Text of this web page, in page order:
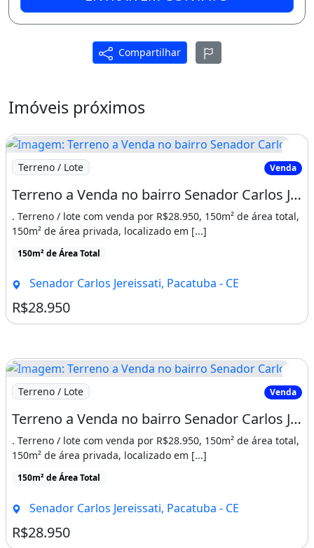
Compartilhar
Imóveis próximos
Imagem: Terreno a Venda no bairro Senador Carlos
Terreno / Lote Venda
Terreno a Venda no bairro Senador Carlos Jereissati - Pacatuba, CE
. Terreno / lote com venda por R$28.950, 150m² de área total,
150m² de área privada, localizado em [...]
150m² de Área Total
Senador Carlos Jereissati, Pacatuba - CE
R$28.950
Imagem: Terreno a Venda no bairro Senador Carlos
Terreno / Lote Venda
Terreno a Venda no bairro Senador Carlos Jereissati - Pacatuba, CE
. Terreno / lote com venda por R$28.950, 150m² de área total,
150m² de área privada, localizado em [...]
150m² de Área Total
Senador Carlos Jereissati, Pacatuba - CE
R$28.950